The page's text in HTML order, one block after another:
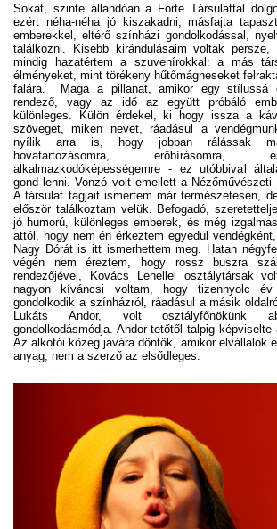
Sokat, szinte állandóan a Forte Társulattal
ezért néha-néha jó kiszakadni, másfajta
emberekkel, eltérő színházi gondolkodással,
találkozni. Kisebb kirándulásaim voltak
mindig hazatértem a szuvenírokkal: a más
élményeket, mint törékeny hűtőmágneseket
falára. Maga a pillanat, amikor egy stílussá
rendező, vagy az idő az együtt próbáló
különleges. Külön érdekel, ki hogy issza a
szöveget, miken nevet, ráadásul a
nyílik arra is, hogy jobban rálássak
hovatartozásomra,
alkalmazkodóképességemre - ez utóbbival
gond lenni. Vonzó volt emellett a Nézőművészeti
A társulat tagjait ismertem már természetesen,
először találkoztam velük. Befogadó,
jó humorú, különleges emberek, és még
attól, hogy nem én érkeztem egyedül
Nagy Dórát is itt ismerhettem meg. Hatan
végén nem éreztem, hogy rossz buszra
rendezőjével, Kovács Lehellel osztálytársak
nagyon kíváncsi voltam, hogy tizennyolc év
gondolkodik a színházról, ráadásul a másik
Lukáts Andor, volt osztályfőnökünk
gondolkodásmódja. Andor tetőtől talpig képviselte
Az alkotói közeg javára döntök, amikor elvállalok
anyag, nem a szerző az elsődleges.